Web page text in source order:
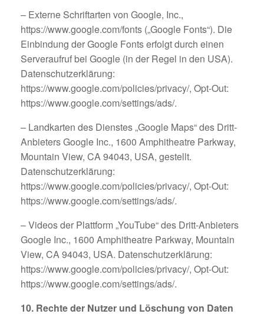
– Externe Schriftarten von Google, Inc.,
https://www.google.com/fonts („Google Fonts“). Die
Einbindung der Google Fonts erfolgt durch einen
Serveraufruf bei Google (in der Regel in den USA).
Datenschutzerklärung:
https://www.google.com/policies/privacy/, Opt-Out:
https://www.google.com/settings/ads/.
– Landkarten des Dienstes „Google Maps“ des Dritt-
Anbieters Google Inc., 1600 Amphitheatre Parkway,
Mountain View, CA 94043, USA, gestellt.
Datenschutzerklärung:
https://www.google.com/policies/privacy/, Opt-Out:
https://www.google.com/settings/ads/.
– Videos der Plattform „YouTube“ des Dritt-Anbieters
Google Inc., 1600 Amphitheatre Parkway, Mountain
View, CA 94043, USA. Datenschutzerklärung:
https://www.google.com/policies/privacy/, Opt-Out:
https://www.google.com/settings/ads/.
10. Rechte der Nutzer und Löschung von Daten